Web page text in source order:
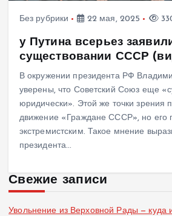
Без рубрики 22 мая, 2025
у Путина всерьез
существовании СССР
В окружении президента РФ
уверены, что Советский Союз еще
юридически». Этой же точки зрения
движение «Граждане СССР», но его
экстремистским. Такое мнение
президента…
Свежие записи
Увольнение из Верховной Рады — куда